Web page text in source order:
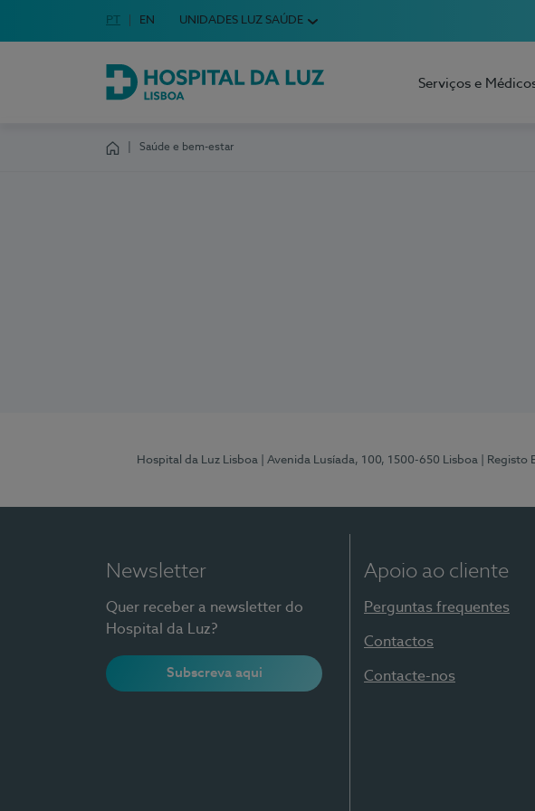
Escolha o seu idioma
Idioma em Português
PT English Language
EN UNIDADES LUZ SAÚDE
Hospital da Luz Lisboa
Serviços e
Saúde e bem-estar
Hospital da Luz Lisboa | Avenida Lusíada, 100, 1500-650 Lisboa | Registo
Newsletter
Quer receber a newsletter do
Hospital da Luz?
Subscreva aqui
Apoio ao cliente
Perguntas frequentes
Contactos
Contacte-nos